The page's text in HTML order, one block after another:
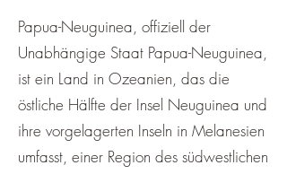
Papua-Neuguinea, offiziell der
Unabhängige Staat Papua-Neuguinea,
ist ein Land in Ozeanien, das die
östliche Hälfte der Insel Neuguinea und
ihre vorgelagerten Inseln in Melanesien
umfasst, einer Region des südwestlichen